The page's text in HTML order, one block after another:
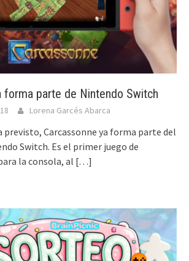
forma parte de Nintendo Switch
Lorena Garcés Abarca
previsto, Carcassonne ya forma parte del
Switch. Es el primer juego de
la consola, al […]